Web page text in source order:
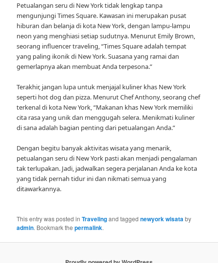
Petualangan seru di New York tidak lengkap tanpa
mengunjungi Times Square. Kawasan ini merupakan pusat
hiburan dan belanja di kota New York, dengan lampu-lampu
neon yang menghiasi setiap sudutnya. Menurut Emily Brown,
seorang influencer traveling, “Times Square adalah tempat
yang paling ikonik di New York. Suasana yang ramai dan
gemerlapnya akan membuat Anda terpesona.”
Terakhir, jangan lupa untuk menjajal kuliner khas New York
seperti hot dog dan pizza. Menurut Chef Anthony, seorang chef
terkenal di kota New York, “Makanan khas New York memiliki
cita rasa yang unik dan menggugah selera. Menikmati kuliner
di sana adalah bagian penting dari petualangan Anda.”
Dengan begitu banyak aktivitas wisata yang menarik,
petualangan seru di New York pasti akan menjadi pengalaman
tak terlupakan. Jadi, jadwalkan segera perjalanan Anda ke kota
yang tidak pernah tidur ini dan nikmati semua yang
ditawarkannya.
This entry was posted inTravelingand taggednewyork wisataby
admin. Bookmark thepermalink.